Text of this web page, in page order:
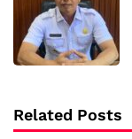
Related Posts